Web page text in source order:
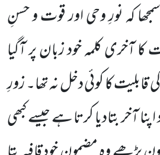
کہ نورِ وحی اور قوت و حسنِ
آخری کلمہ خود زبان پر آگیا
کا کوئی دخل نہ تھا۔ زورِ
آخر بتادیا کرتا ہے جیسے کبھی